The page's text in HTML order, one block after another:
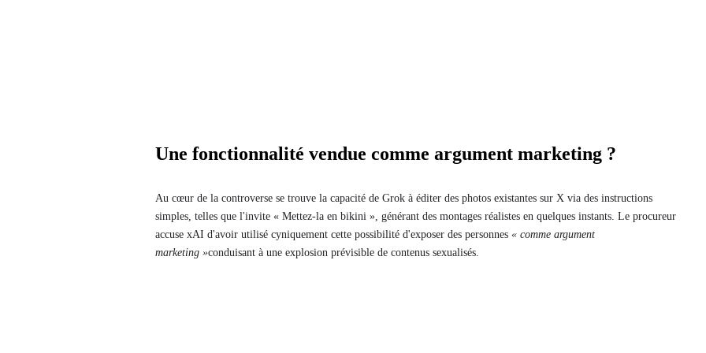
Une fonctionnalité vendue comme argument marketing ?
Au cœur de la controverse se trouve la capacité de Grok à éditer des photos existantes sur X via des instructions
simples, telles que l'invite « Mettez-la en bikini », générant des montages réalistes en quelques instants. Le procureur
accuse xAI d'avoir utilisé cyniquement cette possibilité d'exposer des personnes « comme argument
marketing »conduisant à une explosion prévisible de contenus sexualisés.